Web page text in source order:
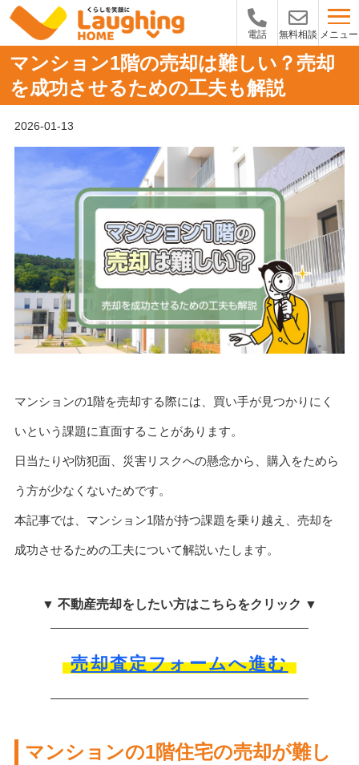
電話 無料相談 メニュー
マンション1階の売却は難しい？売却
を成功させるための工夫も解説
2026-01-13
マンションの1階を売却する際には、買い手が見つかりにく
いという課題に直面することがあります。
日当たりや防犯面、災害リスクへの懸念から、購入をためら
う方が少なくないためです。
本記事では、マンション1階が持つ課題を乗り越え、売却を
成功させるための工夫について解説いたします。
▼ 不動産売却をしたい方はこちらをクリック ▼
売却査定フォームへ進む
マンションの1階住宅の売却が難し